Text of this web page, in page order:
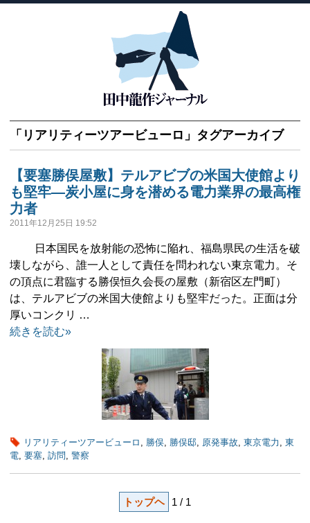
「 リアリティーツアービューロ 」タグアーカイブ
【要塞勝俣屋敷】テルアビブの米国大使館より
も堅牢―炭小屋に身を潜める電力業界の最高権
力者
2011年12月25日 19:52
日本国民を放射能の恐怖に陥れ、福島県民の生活を破
壊しながら、誰一人として責任を問われない東京電力。そ
の頂点に君臨する勝俣恒久会長の屋敷（新宿区左門町）
は、テルアビブの米国大使館よりも堅牢だった。正面は分
厚いコンクリ …
続きを読む»
リアリティーツアービューロ , 勝俣, 勝俣邸, 原発事故, 東京電力 , 東
電, 要塞, 訪問, 警察
トップヘ 1 / 1